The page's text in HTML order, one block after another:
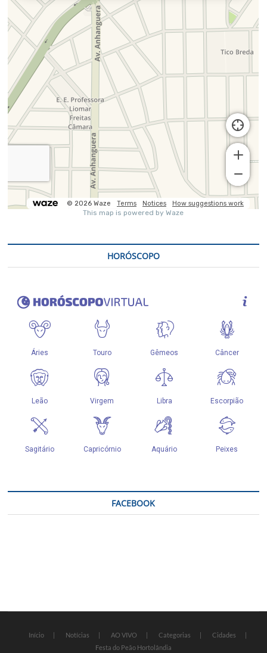
HORÓSCOPO
FACEBOOK
Início Notícias AO VIVO Categorias
Cidades
Festa do Peão Hortolândia